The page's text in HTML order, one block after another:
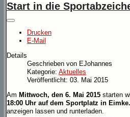
Start in die
Drucken
E-Mail
Details
Geschrieben von EJohannes
Kategorie: Aktuelles
Veröffentlicht: 03. Mai 2015
Am Mittwoch, den 6. Mai 2015 starten
18:00 Uhr auf dem Sportplatz in Eimke.
anzeigen lassen und runterladen.